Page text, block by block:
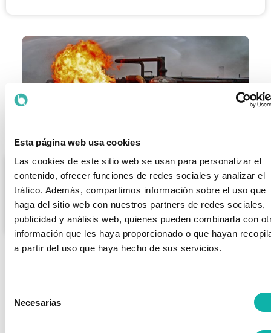
Esta página web usa cookies
Las cookies de este sitio web se usan para personalizar el
contenido, ofrecer funciones de redes sociales y analizar el
tráfico. Además, compartimos información sobre el uso que
haga del sitio web con nuestros partners de redes sociales,
publicidad y análisis web, quienes pueden combinarla con
información que les haya proporcionado o que hayan
a partir del uso que haya hecho de sus servicios.
Necesarias
CURSO Online
Curso seguridad en zonas ATEX
14 SEPTIEMBRE 2026